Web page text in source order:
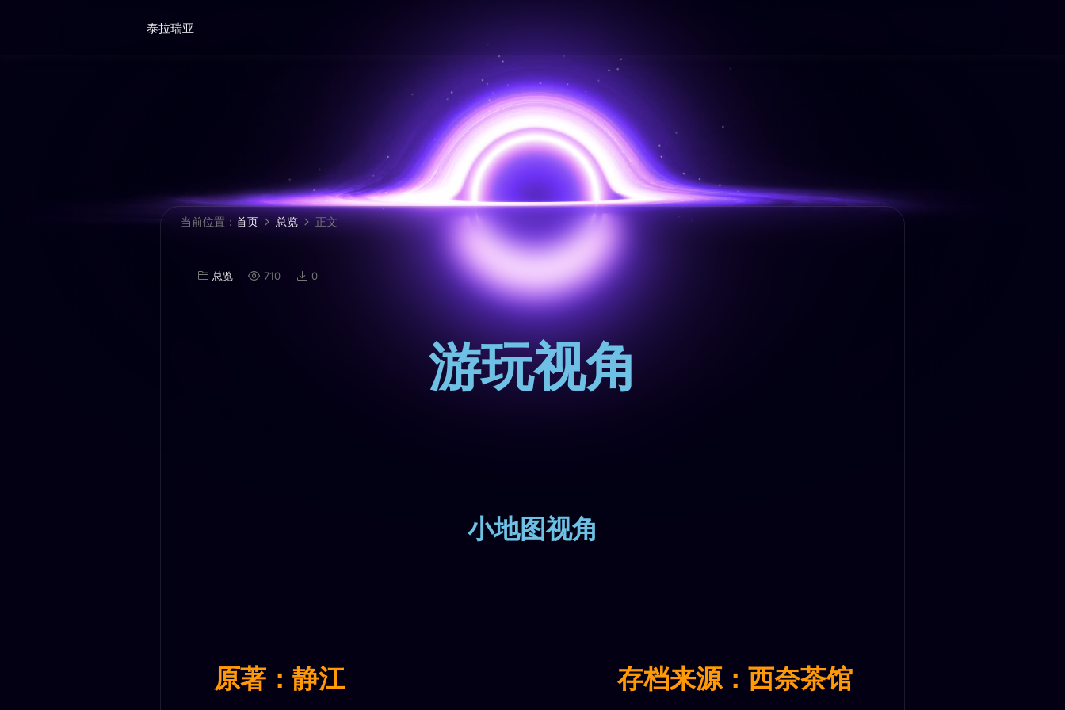
泰拉瑞亚
当前位置： 首页 总览 正文
总览 710 0
游玩视角
小地图视角
原著：静江 存档来源：西奈茶馆